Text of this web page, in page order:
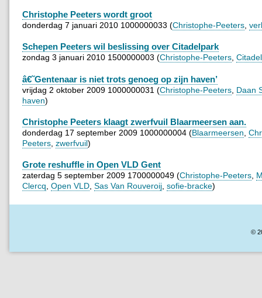
Christophe Peeters wordt groot
donderdag 7 januari 2010 1000000033 (Christophe-Peeters
Schepen Peeters wil beslissing over Citadelpark
zondag 3 januari 2010 1500000003 (Christophe-Peeters
â€˜Gentenaar is niet trots genoeg op zijn haven’
vrijdag 2 oktober 2009 1000000031 (Christophe-Peeters Daan
haven)
Christophe Peeters klaagt zwerfvuil Blaarmeersen aan.
donderdag 17 september 2009 1000000004 (Blaarmeersen
Peeters zwerfvuil)
Grote reshuffle in Open VLD Gent
zaterdag 5 september 2009 1700000049 (Christophe-Peeters,
Clercq, Open VLD, Sas Van Rouveroij, sofie-bracke)
©